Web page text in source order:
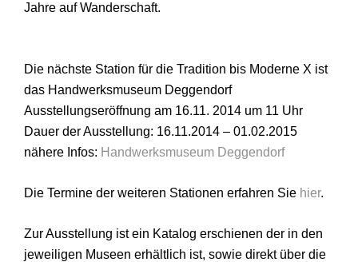
Jahre auf Wanderschaft.
Die nächste Station für die Tradition bis Moderne X ist
das Handwerksmuseum Deggendorf
Ausstellungseröffnung am 16.11. 2014 um 11 Uhr
Dauer der Ausstellung: 16.11.2014 – 01.02.2015
nähere Infos: Handwerksmuseum Deggendorf
Die Termine der weiteren Stationen erfahren Sie hier.
Zur Ausstellung ist ein Katalog erschienen der in den
jeweiligen Museen erhältlich ist, sowie direkt über die